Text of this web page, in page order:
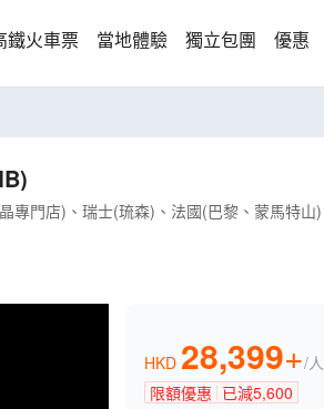
鐵火車票 當地體驗 獨立包團 優惠
專門店)、瑞士(琉森)、法國(巴黎、蒙馬特山)
HKD 28,399+/人
限額優惠 已減5,600